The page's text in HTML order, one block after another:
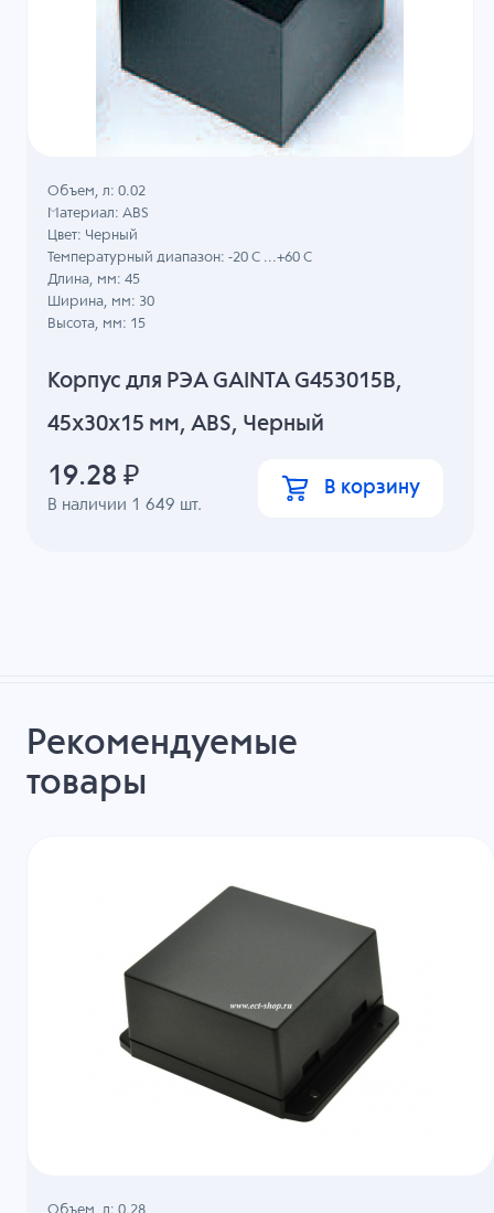
Корпус для РЭА GAINTA G453015B,
45x30x15 мм, ABS, Черный
В наличии 1 649 шт.
Объем, л: 0.02
Материал: ABS
Цвет: Черный
Температурный диапазон: -20 C ...+60 C
Длина, мм: 45
Ширина, мм: 30
Высота, мм: 15
19.28 ₽ В корзину
Рекомендуемые
товары